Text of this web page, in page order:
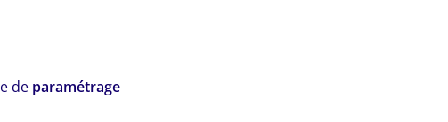
de paramétrage